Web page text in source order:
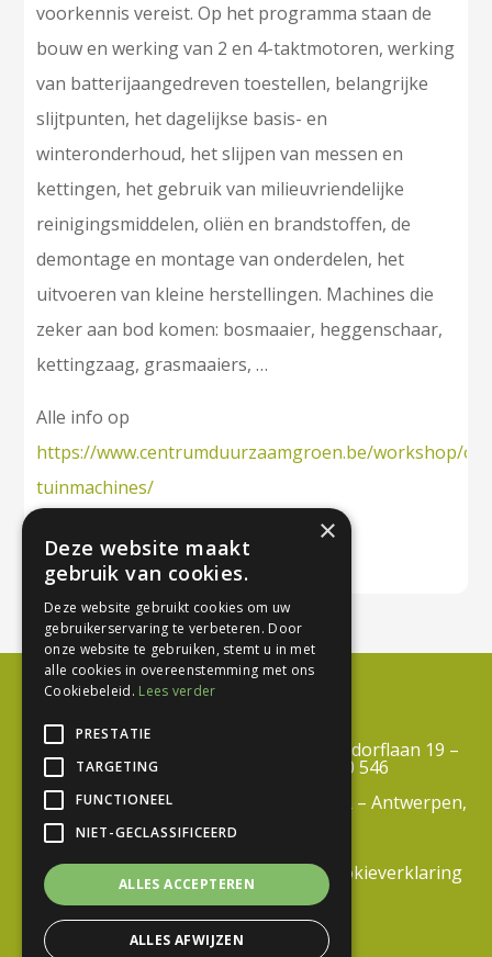
voorkennis vereist. Op het programma staan de
bouw en werking van 2 en 4-taktmotoren, werking
van batterijaangedreven toestellen, belangrijke
slijtpunten, het dagelijkse basis- en
winteronderhoud, het slijpen van messen en
kettingen, het gebruik van milieuvriendelijke
reinigingsmiddelen, oliën en brandstoffen, de
demontage en montage van onderdelen, het
uitvoeren van kleine herstellingen. Machines die
zeker aan bod komen: bosmaaier, heggenschaar,
kettingzaag, grasmaaiers, …
Alle info op
https://www.centrumduurzaamgroen.be/workshop/
tuinmachines/
Centrum Duurzaam Groen vzw – Troisdorflaan 19 –
3600 Genk – BTW BE 0812 690 546
info@centrumduurzaamgroen.be –
RPR – Antwerpen,
voorwaarden |Cookieverklaring
×
Deze website maakt
gebruik van cookies.
Deze website gebruikt cookies om uw
gebruikerservaring te verbeteren. Door
onze website te gebruiken, stemt u in met
alle cookies in overeenstemming met ons
Cookiebeleid. Lees verder
PRESTATIE
TARGETING
FUNCTIONEEL
NIET-GECLASSIFICEERD
ALLES ACCEPTEREN
ALLES AFWIJZEN